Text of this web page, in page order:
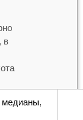
в
медианы,